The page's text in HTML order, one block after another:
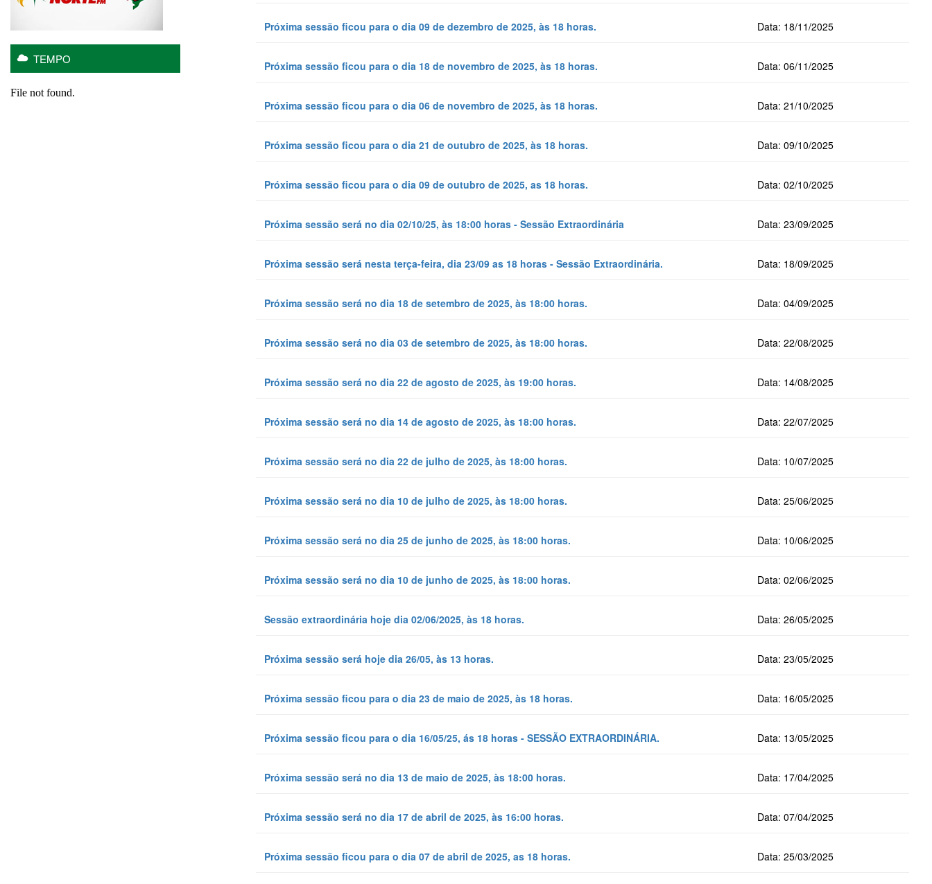
TEMPO
Próxima sessão ficou para o dia 09 de dezembro de 2025, às 18 horas. Data: 18/11/2025
Próxima sessão ficou para o dia 18 de novembro de 2025, às 18 horas. Data: 06/11/2025
Próxima sessão ficou para o dia 06 de novembro de 2025, às 18 horas. Data: 21/10/2025
Próxima sessão ficou para o dia 21 de outubro de 2025, às 18 horas. Data: 09/10/2025
Próxima sessão ficou para o dia 09 de outubro de 2025, as 18 horas. Data: 02/10/2025
Próxima sessão será no dia 02/10/25, às 18:00 horas - Sessão Extraordinária Data: 23/09/2025
Próxima sessão será nesta terça-feira, dia 23/09 as 18 horas - Sessão Extraordinária. Data: 18/09/2025
Próxima sessão será no dia 18 de setembro de 2025, às 18:00 horas. Data: 04/09/2025
Próxima sessão será no dia 03 de setembro de 2025, às 18:00 horas. Data: 22/08/2025
Próxima sessão será no dia 22 de agosto de 2025, às 19:00 horas. Data: 14/08/2025
Próxima sessão será no dia 14 de agosto de 2025, às 18:00 horas. Data: 22/07/2025
Próxima sessão será no dia 22 de julho de 2025, às 18:00 horas. Data: 10/07/2025
Próxima sessão será no dia 10 de julho de 2025, às 18:00 horas. Data: 25/06/2025
Próxima sessão será no dia 25 de junho de 2025, às 18:00 horas. Data: 10/06/2025
Próxima sessão será no dia 10 de junho de 2025, às 18:00 horas. Data: 02/06/2025
Sessão extraordinária hoje dia 02/06/2025, às 18 horas. Data: 26/05/2025
Próxima sessão será hoje dia 26/05, às 13 horas. Data: 23/05/2025
Próxima sessão ficou para o dia 23 de maio de 2025, às 18 horas. Data: 16/05/2025
Próxima sessão ficou para o dia 16/05/25, ás 18 horas - SESSÃO EXTRAORDINÁRIA. Data: 13/05/2025
Próxima sessão será no dia 13 de maio de 2025, às 18:00 horas. Data: 17/04/2025
Próxima sessão será no dia 17 de abril de 2025, às 16:00 horas. Data: 07/04/2025
Próxima sessão ficou para o dia 07 de abril de 2025, as 18 horas. Data: 25/03/2025